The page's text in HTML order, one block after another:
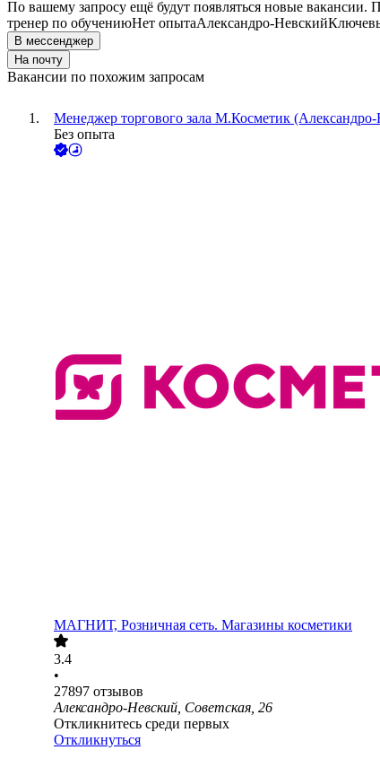
По вашему запросу ещё будут появляться новые вакансии.
тренер по обучениюНет опытаАлександро-Невский
В мессенджер
На почту
Вакансии по похожим запросам
Менеджер торгового зала М.Косметик
Без опыта
МАГНИТ, Розничная сеть. Магазины косметики
3.4
•
27897 отзывов
Александро-Невский, Советская, 26
Откликнитесь среди первых
Откликнуться